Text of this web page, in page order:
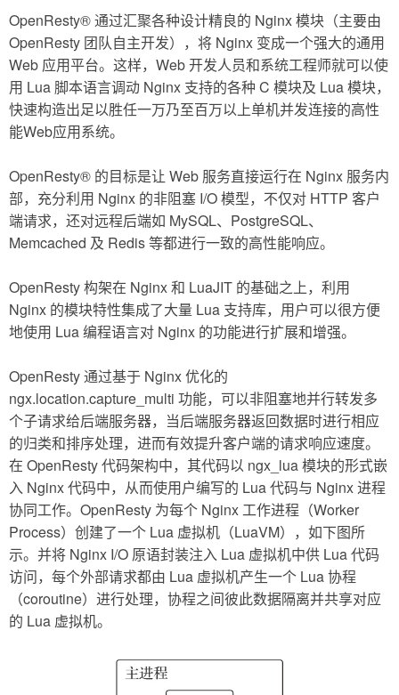
OpenResty® 通过汇聚各种设计精良的 Nginx 模块（主要由
OpenResty 团队自主开发），将 Nginx 变成一个强大的通用
Web 应用平台。这样，Web 开发人员和系统工程师就可以使
用 Lua 脚本语言调动 Nginx 支持的各种 C 模块及 Lua 模块，
快速构造出足以胜任一万乃至百万以上单机并发连接的高性
能Web应用系统。
OpenResty® 的目标是让 Web 服务直接运行在 Nginx 服务内
部，充分利用 Nginx 的非阻塞 I/O 模型，不仅对 HTTP 客户
端请求，还对远程后端如 MySQL、PostgreSQL、
Memcached 及 Redis 等都进行一致的高性能响应。
OpenResty 构架在 Nginx 和 LuaJIT 的基础之上，利用
Nginx 的模块特性集成了大量 Lua 支持库，用户可以很方便
地使用 Lua 编程语言对 Nginx 的功能进行扩展和增强。
OpenResty 通过基于 Nginx 优化的
ngx.location.capture_multi 功能，可以非阻塞地并行转发多
个子请求给后端服务器，当后端服务器返回数据时进行相应
的归类和排序处理，进而有效提升客户端的请求响应速度。
在 OpenResty 代码架构中，其代码以 ngx_lua 模块的形式嵌
入 Nginx 代码中，从而使用户编写的 Lua 代码与 Nginx 进程
协同工作。OpenResty 为每个 Nginx 工作进程（Worker
Process）创建了一个 Lua 虚拟机（LuaVM），如下图所
示。并将 Nginx I/O 原语封装注入 Lua 虚拟机中供 Lua 代码
访问，每个外部请求都由 Lua 虚拟机产生一个 Lua 协程
（coroutine）进行处理，协程之间彼此数据隔离并共享对应
的 Lua 虚拟机。